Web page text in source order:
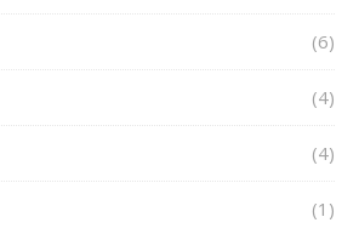
(6)
(4)
(4)
(1)